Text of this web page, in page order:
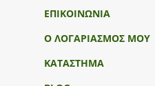
ΕΠΙΚΟΙΝΩΝΙΑ
Ο ΛΟΓΑΡΙΑΣΜΟΣ ΜΟΥ
ΚΑΤΑΣΤΗΜΑ